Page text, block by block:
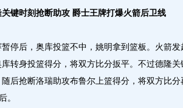
键时刻抢断助攻 爵士王牌打爆火箭后卫线
后，奥库投篮不中，姚明拿到篮板。火箭发
库转身投篮得分，将双方比分扳平。不过德隆
后抢断洛瑞助攻布鲁尔上篮得分，将双方比
。